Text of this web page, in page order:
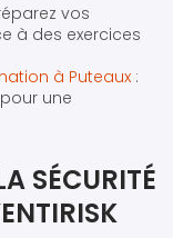
vos
à des exercices
à Puteaux :
une
SÉCURITÉ